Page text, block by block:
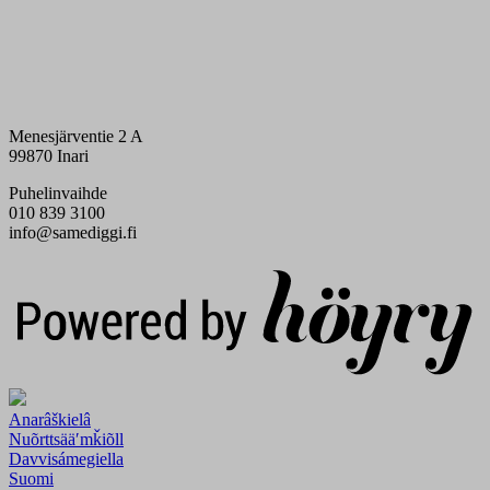
Menesjärventie 2 A
99870 Inari
Puhelinvaihde
010 839 3100
info@samediggi.fi
Anarâškielâ
Nuõrttsääʹmǩiõll
Davvisámegiella
Suomi